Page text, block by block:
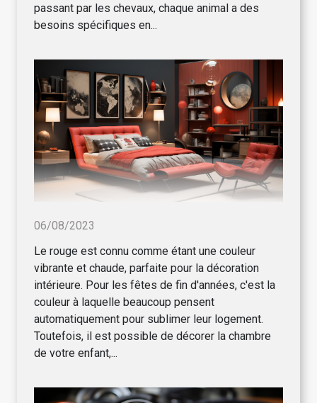
passant par les chevaux, chaque animal a des
besoins spécifiques en...
06/08/2023
Le rouge est connu comme étant une couleur
vibrante et chaude, parfaite pour la décoration
intérieure. Pour les fêtes de fin d'années, c'est la
couleur à laquelle beaucoup pensent
automatiquement pour sublimer leur logement.
Toutefois, il est possible de décorer la chambre
de votre enfant,...